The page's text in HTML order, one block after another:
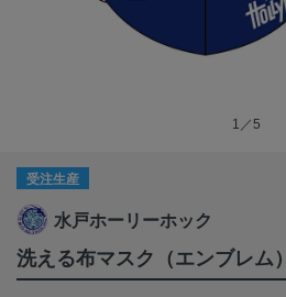
1／5
受注生産
水戸ホーリーホック
洗える布マスク（エンブレム）